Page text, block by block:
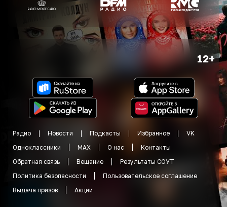
12+
Радио Новости Подкасты Избранное
VK
Одноклассники
MAX О нас
Контакты
Обратная связь
Вещание
Результаты СОУТ
Политика безопасности
Пользовательское соглашение
Выдача призов
Акции